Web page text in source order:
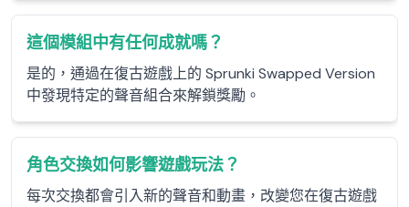
這個模組中有任何成就嗎？
是的，通過在復古遊戲上的 Sprunki Swapped Version
中發現特定的聲音組合來解鎖獎勵。
角色交換如何影響遊戲玩法？
每次交換都會引入新的聲音和動畫，改變您在復古遊戲